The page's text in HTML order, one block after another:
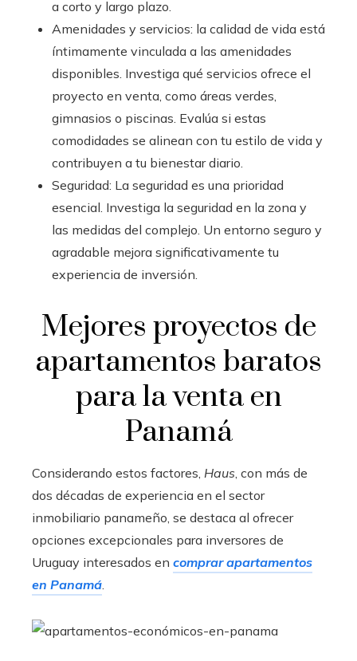
a corto y largo plazo.
Amenidades y servicios: la calidad de vida está
íntimamente vinculada a las amenidades
disponibles. Investiga qué servicios ofrece el
proyecto en venta, como áreas verdes,
gimnasios o piscinas. Evalúa si estas
comodidades se alinean con tu estilo de vida y
contribuyen a tu bienestar diario.
Seguridad: La seguridad es una prioridad
esencial. Investiga la seguridad en la zona y
las medidas del complejo. Un entorno seguro y
agradable mejora significativamente tu
experiencia de inversión.
Mejores proyectos de
apartamentos baratos
para la venta en
Panamá
Considerando estos factores, Haus , con más de
dos décadas de experiencia en el sector
inmobiliario panameño, se destaca al ofrecer
opciones excepcionales para inversores de
Uruguay interesados en comprar apartamentos
en Panamá